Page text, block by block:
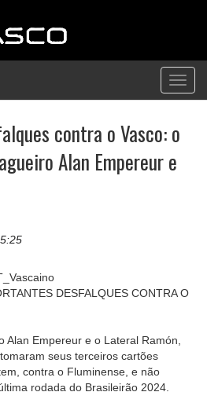
contra o Vasco: o
Alan Empereur e
DESFALQUES CONTRA O
Alan Empereur e o Lateral Ramón,
seus terceiros cartões
contra o Fluminense, e não
rodada do Brasileirão 2024.